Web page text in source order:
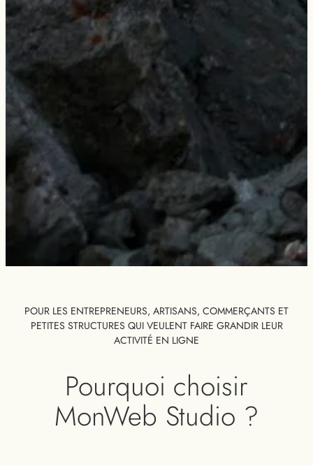
POUR LES ENTREPRENEURS, ARTISANS, COMMERÇANTS ET
PETITES STRUCTURES QUI VEULENT FAIRE GRANDIR LEUR
ACTIVITÉ EN LIGNE
Pourquoi choisir
MonWeb Studio ?